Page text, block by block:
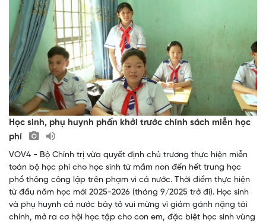
Học sinh, phụ huynh phấn khởi trước chính sách miễn học
phí
VOV4 - Bộ Chính trị vừa quyết định chủ trương thực hiện miễn
toàn bộ học phí cho học sinh từ mầm non đến hết trung học
phổ thông công lập trên phạm vi cả nước. Thời điểm thực hiện
từ đầu năm học mới 2025-2026 (tháng 9/2025 trở đi). Học sinh
và phụ huynh cả nước bày tỏ vui mừng vì giảm gánh nặng tài
chính, mở ra cơ hội học tập cho con em, đặc biệt học sinh vùng